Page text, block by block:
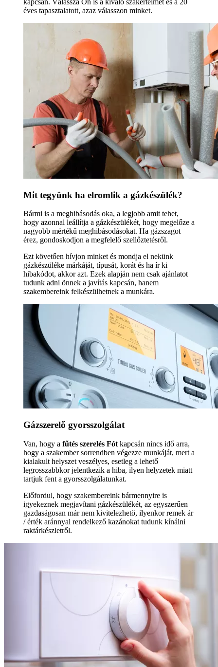
kapcsán. Válassza Ön is a kiváló szakértelmet és a 20
éves tapasztalatott, azaz válasszon minket.
Mit tegyünk ha elromlik a gázkészülék?
Bármi is a meghibásodás oka, a legjobb amit tehet,
hogy azonnal leállítja a gázkészülékét, hogy megelőze a
nagyobb mértékű meghibásodásokat. Ha gázszagot
érez, gondoskodjon a megfelelő szellőztetésről.
Ezt követően hívjon minket és mondja el nekünk
gázkészüléke márkáját, típusát, korát és ha ír ki
hibakódot, akkor azt. Ezek alapján nem csak ajánlatot
tudunk adni önnek a javítás kapcsán, hanem
szakembereink felkészülhetnek a munkára.
Gázszerelő gyorsszolgálat
Van, hogy a fűtés szerelés Fót kapcsán nincs idő arra,
hogy a szakember sorrendben végezze munkáját, mert a
kialakult helyszet veszélyes, esetleg a lehető
legrosszabbkor jelentkezik a hiba, ilyen helyzetek miatt
tartjuk fent a gyorsszolgálatunkat.
Előfordul, hogy szakembereink bármennyire is
igyekeznek megjavítani gázkészülékét, az egyszerűen
gazdaságosan már nem kivitelezhető, ilyenkor remek ár
/ érték aránnyal rendelkező kazánokat tudunk kínálni
raktárkészletről.